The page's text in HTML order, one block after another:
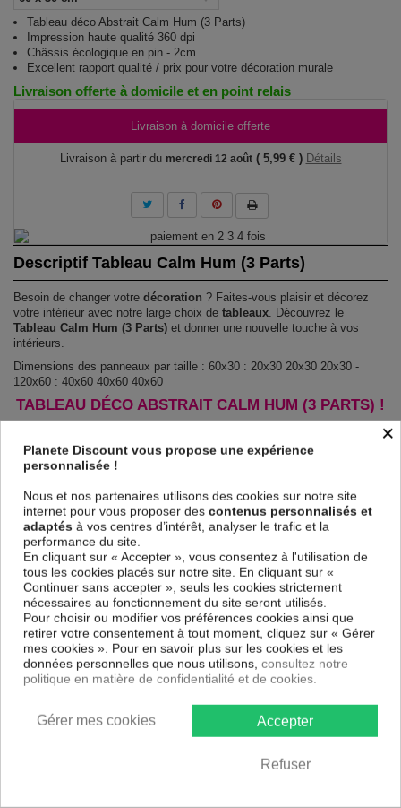
Tableau déco Abstrait Calm Hum (3 Parts)
Impression haute qualité 360 dpi
Châssis écologique en pin - 2cm
Excellent rapport qualité / prix pour votre décoration murale
Livraison offerte à domicile et en point relais
Livraison à domicile offerte
Livraison à partir du mercredi 12 août ( 5,99 € ) Détails
Descriptif Tableau Calm Hum (3 Parts)
Besoin de changer votre décoration ? Faites-vous plaisir et décorez
votre intérieur avec notre large choix de tableaux. Découvrez le
Tableau Calm Hum (3 Parts) et donner une nouvelle touche à vos
intérieurs.
Dimensions des panneaux par taille : 60x30 : 20x30 20x30 20x30 -
120x60 : 40x60 40x60 40x60
TABLEAU DÉCO ABSTRAIT CALM HUM (3 PARTS) !
spécial et de haute qualité qui reflète parfaitement les couleurs avec
des détails parfaitement reproduits. Grâce à une impression sur tous les
cotés et une toile tendue sur un châssis fait de matériaux respectueux
de l'environnement, vous pourrez suspendre le tableau immédiatement
sans avoir à l'encadrer.
Le Tableau Abstrait Calm Hum (3 Parts)est résistant aux rayons UV,
inodore et 100 % sûr, parfait même pour la chambre à coucher et la
chambre des enfants.
Notre large choix de tableaux tendances et modernes constituent un
moyen simple et pas cher de donner une nouvelle touche à vos
intérieurs, il y en a pour tous les goût.
Descriptif technique
×
Planete Discount vous propose une expérience
personnalisée !
Nous et nos partenaires utilisons des cookies sur notre site
internet pour vous proposer des contenus personnalisés et
adaptés à vos centres d’intérêt, analyser le trafic et la
performance du site.
En cliquant sur « Accepter », vous consentez à l'utilisation de
tous les cookies placés sur notre site. En cliquant sur «
Continuer sans accepter », seuls les cookies strictement
nécessaires au fonctionnement du site seront utilisés.
Pour choisir ou modifier vos préférences cookies ainsi que
retirer votre consentement à tout moment, cliquez sur « Gérer
mes cookies ». Pour en savoir plus sur les cookies et les
données personnelles que nous utilisons, consultez notre
politique en matière de confidentialité et de cookies.
Accepter
Refuser
Gérer mes cookies